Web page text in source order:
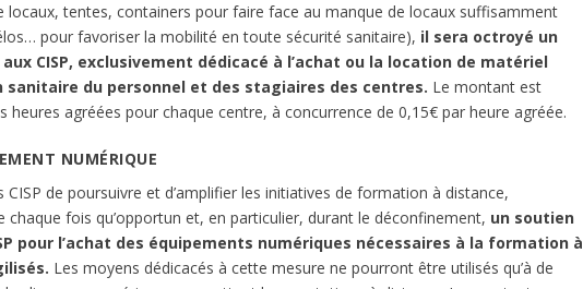
tentes, containers pour faire face au manque de locaux suffisamment
pour favoriser la mobilité en toute sécurité sanitaire), il sera octroyé un
CISP, exclusivement dédicacé à l’achat ou la location de matériel
du personnel et des stagiaires des centres. Le montant est
heures agréées pour chaque centre, à concurrence de 0,15€ par heure agréée.
NUMÉRIQUE
de poursuivre et d’amplifier les initiatives de formation à distance,
chaque fois qu’opportun et, en particulier, durant le déconfinement, un soutien
pour l’achat des équipements numériques nécessaires à la formation à
Les moyens dédicacés à cette mesure ne pourront être utilisés qu’à de